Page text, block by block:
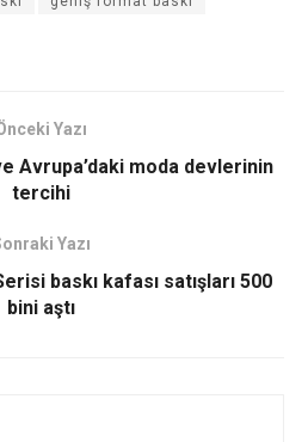
Yazı
Avrupa’daki moda devlerinin
tercihi
Yazı
baskı kafası satışları 500
bini aştı